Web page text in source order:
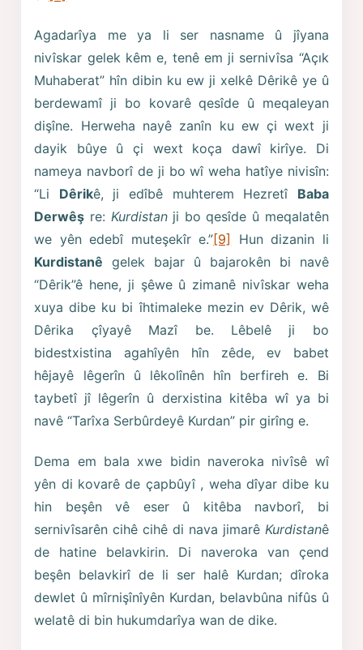
Agadarîya me ya li ser nasname û jîyana
nivîskar gelek kêm e, tenê em ji sernivîsa “Açık
Muhaberat” hîn dibin ku ew ji xelkê Dêrikê ye û
berdewamî ji bo kovarê qesîde û meqaleyan
dişîne. Herweha nayê zanîn ku ew çi wext ji
dayik bûye û çi wext koça dawî kirîye. Di
nameya navborî de ji bo wî weha hatîye nivisîn:
“Li Dêrikê, ji edîbê muhterem Hezretî Baba
Derwêş re: Kurdistanji bo qesîde û meqalatên
we yên edebî muteşekîr e.”[9]
Hun dizanin li
Kurdistanê gelek bajar û bajarokên bi navê
“Dêrik”ê hene, ji şêwe û zimanê nivîskar weha
xuya dibe ku bi îhtimaleke mezin ev Dêrik, wê
Dêrika çîyayê Mazî be. Lêbelê ji bo
bidestxistina agahîyên hîn zêde, ev babet
hêjayê lêgerîn û lêkolînên hîn berfireh e. Bi
taybetî jî lêgerîn û derxistina kitêba wî ya bi
navê “Tarîxa Serbûrdeyê Kurdan” pir girîng e.
Dema em bala xwe bidin naveroka nivîsê wî
yên di kovarê de çapbûyî , weha dîyar dibe ku
hin beşên vê eser û kitêba navborî, bi
sernivîsarên cihê cihê di nava jimarê Kurdistanê
de hatine belavkirin. Di naveroka van çend
beşên belavkirî de li ser halê Kurdan; dîroka
dewlet û mîrnişînîyên Kurdan, belavbûna nifûs û
welatê di bin hukumdarîya wan de dike.